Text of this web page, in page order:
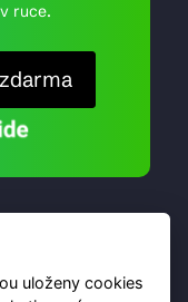
ruce.
uloženy cookies